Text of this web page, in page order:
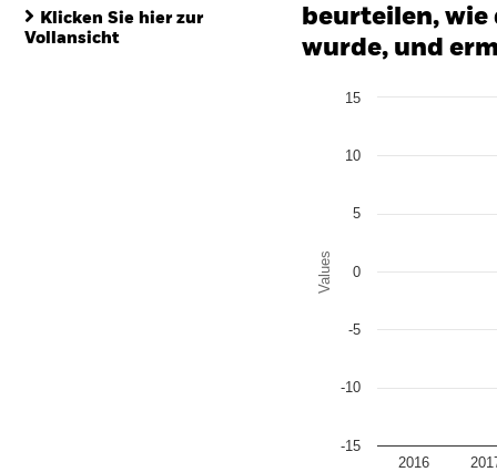
Klicken Sie hier zur
Vollansicht
beurteilen,
wurde, und
Bar chart with 2 data
Values
2016
-15
-10
-5
0
5
10
15